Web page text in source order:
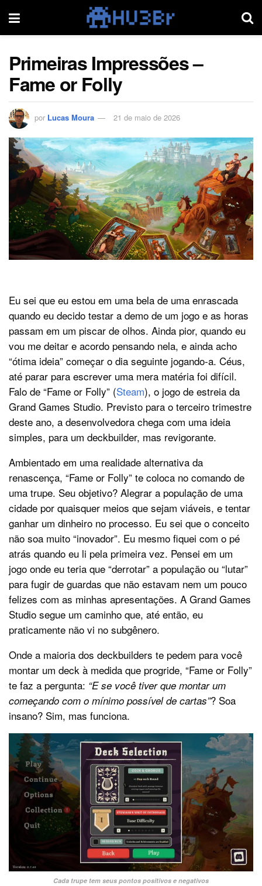
Primeiras Impressões –
Fame or Folly
por Lucas Moura 21 de maio de 2026
Eu sei que eu estou em uma bela de uma enrascada
quando eu decido testar a demo de um jogo e as horas
passam em um piscar de olhos. Ainda pior, quando eu
vou me deitar e acordo pensando nela, e ainda acho
“ótima ideia” começar o dia seguinte jogando-a. Céus,
até parar para escrever uma mera matéria foi difícil.
Falo de “Fame or Folly” (Steam), o jogo de estreia da
Grand Games Studio. Previsto para o terceiro trimestre
deste ano, a desenvolvedora chega com uma ideia
simples, para um deckbuilder, mas revigorante.
Ambientado em uma realidade alternativa da
renascença, “Fame or Folly” te coloca no comando de
uma trupe. Seu objetivo? Alegrar a população de uma
cidade por quaisquer meios que sejam viáveis, e tentar
ganhar um dinheiro no processo. Eu sei que o conceito
não soa muito “inovador”. Eu mesmo fiquei com o pé
atrás quando eu li pela primeira vez. Pensei em um
jogo onde eu teria que “derrotar” a população ou “lutar”
para fugir de guardas que não estavam nem um pouco
felizes com as minhas apresentações. A Grand Games
Studio segue um caminho que, até então, eu
praticamente não vi no subgênero.
Onde a maioria dos deckbuilders te pedem para você
montar um deck à medida que progride, “Fame or Folly”
te faz a pergunta: “E se você tiver que montar um
começando com o mínimo possível de cartas”? Soa
insano? Sim, mas funciona.
Cada trupe tem seus pontos positivos e negativos